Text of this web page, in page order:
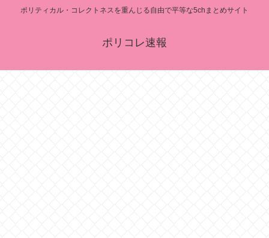
ポリティカル・コレクトネスを重んじる自由で平等な5chまとめサイト
ポリコレ速報